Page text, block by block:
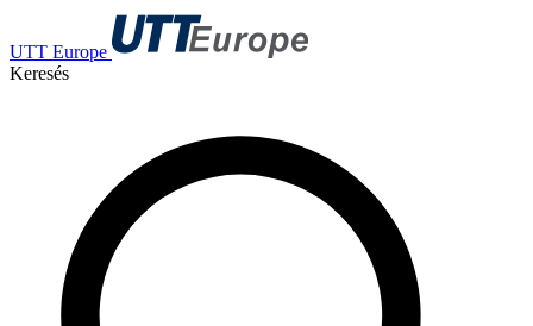
UTT Europe
Keresés